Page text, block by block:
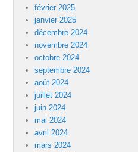
février 2025
janvier 2025
décembre 2024
novembre 2024
octobre 2024
septembre 2024
août 2024
juillet 2024
juin 2024
mai 2024
avril 2024
mars 2024